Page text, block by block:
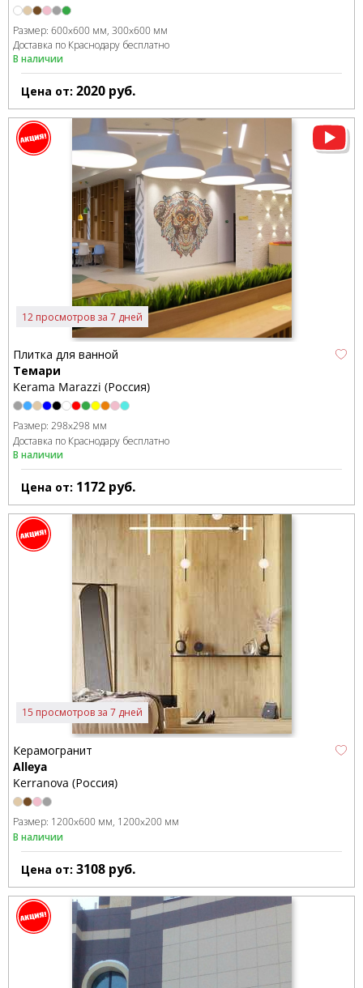
Размер: 600x600 мм 300x600 мм
Доставка по Краснодару бесплатно
В наличии
Цена от: 2020 руб.
12 просмотров за 7 дней
Плитка для ванной
Темари
Kerama Marazzi (Россия)
Размер: 298x298 мм
Доставка по Краснодару бесплатно
В наличии
Цена от: 1172 руб.
15 просмотров за 7 дней
Керамогранит
Alleya
Kerranova (Россия)
Размер: 1200x600 мм 1200x200 мм
В наличии
Цена от: 3108 руб.